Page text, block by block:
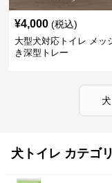
¥4,000 (税込)
大型犬対応トイレ メッ
き深型トレー
犬トイレ カテゴ